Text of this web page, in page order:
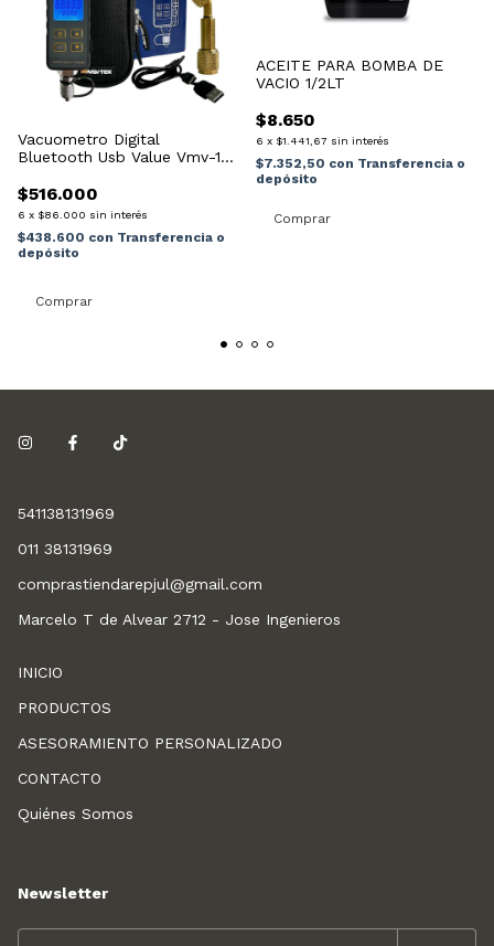
Vacuometro Digital
Bluetooth Usb Value Vmv-1s
$516.000
6 x $86.000 sin interés
$438.600 con Transferencia o
depósito
ACEITE PARA BOMBA DE
VACIO 1/2LT
$8.650
6 x $1.441,67 sin interés
$7.352,50 con Transferencia o
depósito
541138131969
011 38131969
comprastiendarepjul@gmail.com
Marcelo T de Alvear 2712 - Jose Ingenieros
INICIO
PRODUCTOS
ASESORAMIENTO PERSONALIZADO
CONTACTO
Quiénes Somos
Newsletter